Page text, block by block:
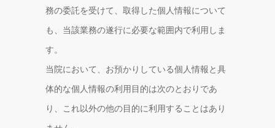
務の委託を受けて、取得した個人情報について
も、当該業務の遂行に必要な範囲内で利用しま
す。
当院において、お預かりしている個人情報と具
体的な個人情報の利用目的は次のとおりであ
り、これ以外の他の目的に利用することはあり